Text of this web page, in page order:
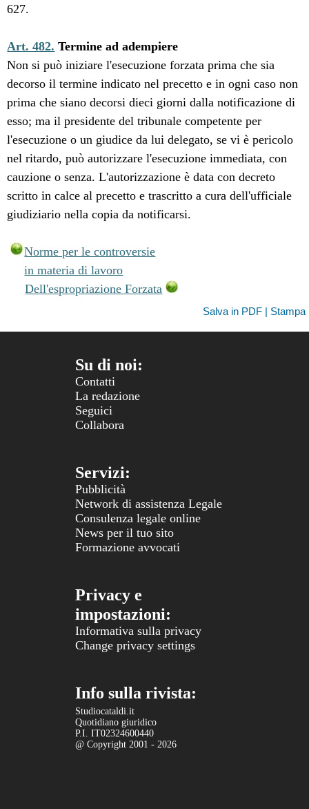
627.
Art. 482. Termine ad adempiere
Non si può iniziare l'esecuzione forzata prima che sia
decorso il termine indicato nel precetto e in ogni caso non
prima che siano decorsi dieci giorni dalla notificazione di
esso; ma il presidente del tribunale competente per
l'esecuzione o un giudice da lui delegato, se vi è pericolo
nel ritardo, può autorizzare l'esecuzione immediata, con
cauzione o senza. L'autorizzazione è data con decreto
scritto in calce al precetto e trascritto a cura dell'ufficiale
giudiziario nella copia da notificarsi.
Norme per le controversie
in materia di lavoro
Dell'espropriazione Forzata
Salva in PDF | Stampa
Su di noi:
Contatti
La redazione
Seguici
Collabora
Servizi:
Pubblicità
Network di assistenza Legale
Consulenza legale online
News per il tuo sito
Formazione avvocati
Privacy e
impostazioni:
Informativa sulla privacy
Change privacy settings
Info sulla rivista:
Studiocataldi.it
Quotidiano giuridico
P.I. IT02324600440
@ Copyright 2001 - 2026